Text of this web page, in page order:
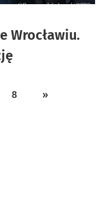
Wrocławiu.
8 »